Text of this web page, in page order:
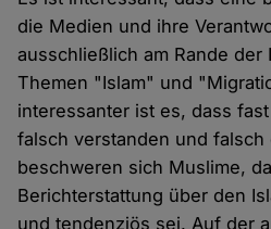
die Medien und ihre
ausschließlich am Rande
Themen "Islam" und
interessanter ist es, dass
falsch verstanden und
beschweren sich Muslime,
Berichterstattung über den
und tendenziös sei. Auf der